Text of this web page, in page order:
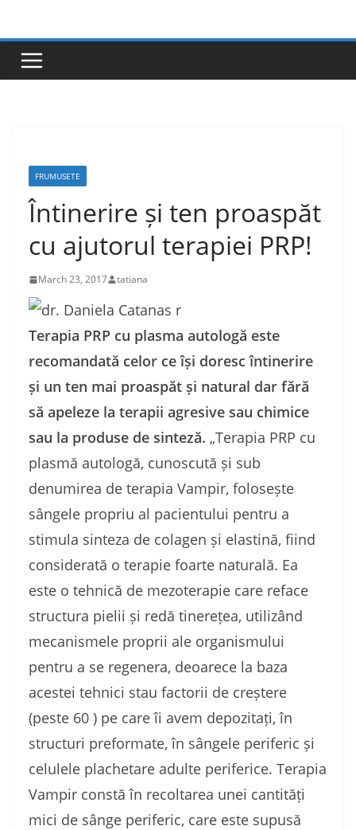
content
FRUMUSETE
Întinerire și ten proaspăt
cu ajutorul terapiei PRP!
March 23, 2017 tatiana
Terapia PRP cu plasma autologă este
recomandată celor ce își doresc întinerire
și un ten mai proaspăt și natural dar fără
să apeleze la terapii agresive sau chimice
sau la produse de sinteză. „Terapia PRP cu
plasmă autologă, cunoscută și sub
denumirea de terapia Vampir, folosește
sângele propriu al pacientului pentru a
stimula sinteza de colagen și elastină, fiind
considerată o terapie foarte naturală. Ea
este o tehnică de mezoterapie care reface
structura pielii și redă tinerețea, utilizând
mecanismele proprii ale organismului
pentru a se regenera, deoarece la baza
acestei tehnici stau factorii de creștere
(peste 60 ) pe care îi avem depozitați, în
structuri preformate, în sângele periferic și
celulele plachetare adulte periferice. Terapia
Vampir constă în recoltarea unei cantități
mici de sânge periferic, care este supusă